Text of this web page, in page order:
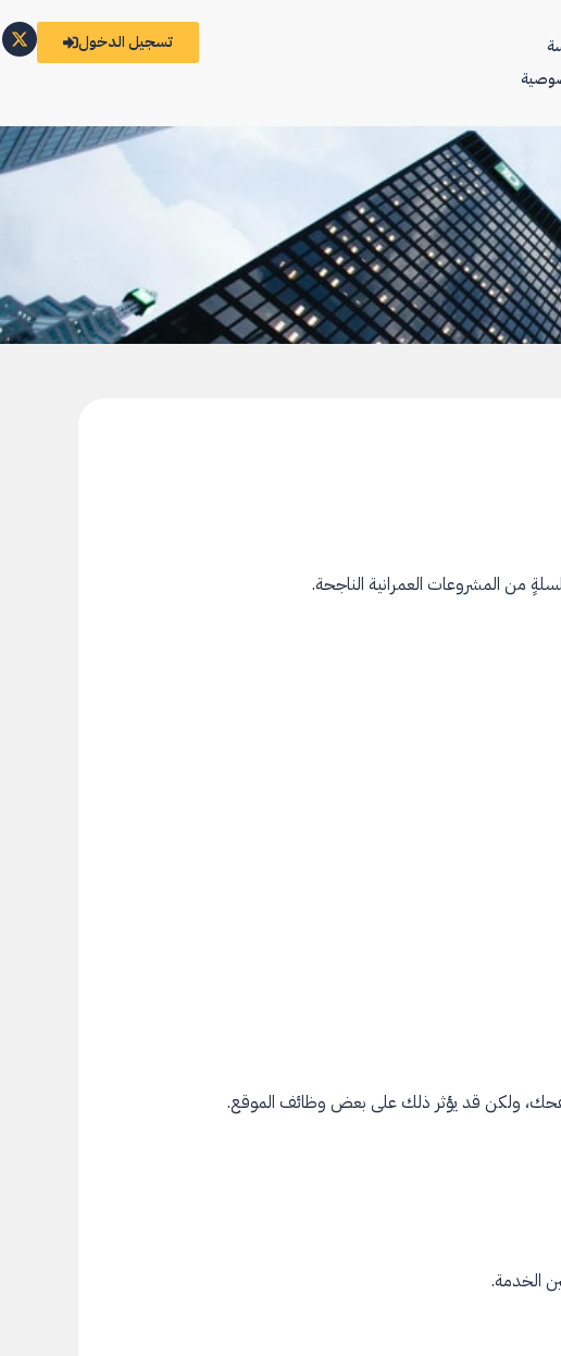
تسجيل الدخول
من المشروعات العمرانية الناجحة.
ولكن قد يؤثر ذلك على بعض وظائف الموقع.
الخدمة.